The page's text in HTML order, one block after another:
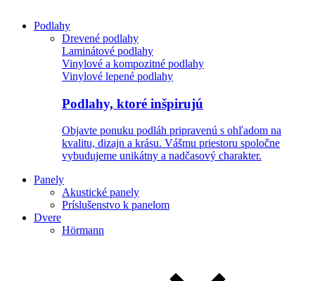
Podlahy
Drevené podlahy
Laminátové podlahy
Vinylové a kompozitné podlahy
Vinylové lepené podlahy
Podlahy, ktoré inšpirujú
Objavte ponuku podláh pripravenú s ohľadom na
kvalitu, dizajn a krásu. Vášmu priestoru spoločne
vybudujeme unikátny a nadčasový charakter.
Panely
Akustické panely
Príslušenstvo k panelom
Dvere
Hörmann